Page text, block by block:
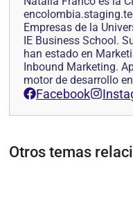
Empresas de la
IE Business School.
han estado en
Inbound Marketing.
motor de desarrollo
Facebook
Otros temas